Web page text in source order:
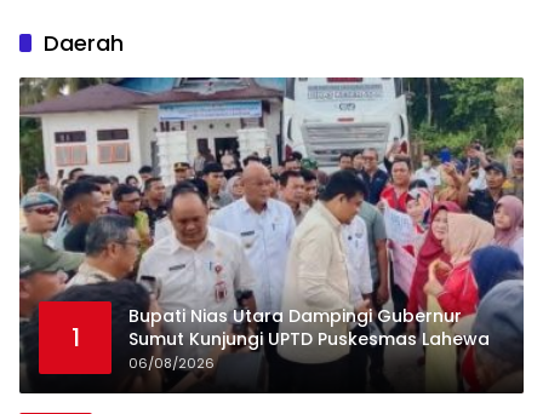
Daerah
1
Bupati Nias Utara Dampingi Gubernur
Sumut Kunjungi UPTD Puskesmas Lahewa
06/08/2026